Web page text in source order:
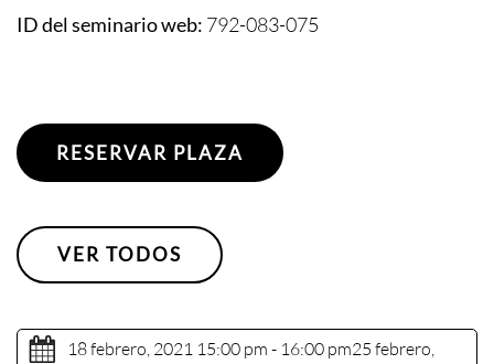
ID del seminario web: 792-083-075
RESERVAR PLAZA
VER TODOS
18 febrero, 2021 15:00 pm - 16:00 pm25 febrero,